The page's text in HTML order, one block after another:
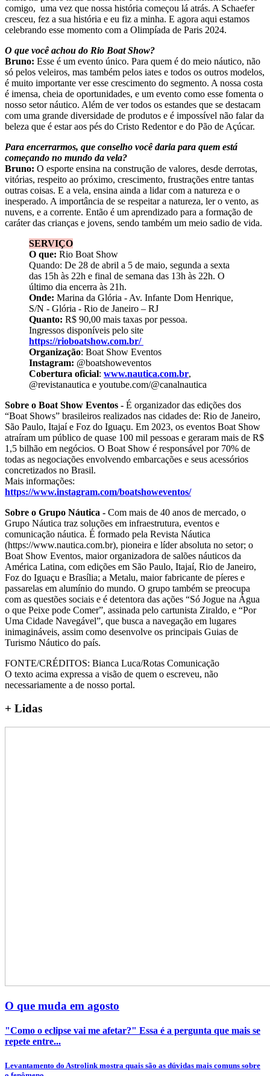
comigo, uma vez que nossa história começou lá atrás. A Schaefer
cresceu, fez a sua história e eu fiz a minha. E agora aqui estamos
celebrando esse momento com a Olimpíada de Paris 2024.
O que você achou do Rio Boat Show?
Bruno: Esse é um evento único. Para quem é do meio náutico, não
só pelos veleiros, mas também pelos iates e todos os outros modelos,
é muito importante ver esse crescimento do segmento. A nossa costa
é imensa, cheia de oportunidades, e um evento como esse fomenta o
nosso setor náutico. Além de ver todos os estandes que se destacam
com uma grande diversidade de produtos e é impossível não falar da
beleza que é estar aos pés do Cristo Redentor e do Pão de Açúcar.
Para encerrarmos, que conselho você daria para quem está
começando no mundo da vela?
Bruno: O esporte ensina na construção de valores, desde derrotas,
vitórias, respeito ao próximo, crescimento, frustrações entre tantas
outras coisas. E a vela, ensina ainda a lidar com a natureza e o
inesperado. A importância de se respeitar a natureza, ler o vento, as
nuvens, e a corrente. Então é um aprendizado para a formação de
caráter das crianças e jovens, sendo também um meio sadio de vida.
SERVIÇO
O que: Rio Boat Show
Quando: De 28 de abril a 5 de maio, segunda a sexta
das 15h às 22h e final de semana das 13h às 22h. O
último dia encerra às 21h.
Onde: Marina da Glória - Av. Infante Dom Henrique,
S/N - Glória - Rio de Janeiro – RJ
Quanto: R$ 90,00 mais taxas por pessoa.
Ingressos disponíveis pelo site
https://rioboatshow.com.br/
Organização: Boat Show Eventos
Instagram: @boatshoweventos
Cobertura oficial: www.nautica.com.br,
@revistanautica e youtube.com/@canalnautica
Sobre o Boat Show Eventos - É organizador das edições dos
“Boat Shows” brasileiros realizados nas cidades de: Rio de Janeiro,
São Paulo, Itajaí e Foz do Iguaçu. Em 2023, os eventos Boat Show
atraíram um público de quase 100 mil pessoas e geraram mais de R$
1,5 bilhão em negócios. O Boat Show é responsável por 70% de
todas as negociações envolvendo embarcações e seus acessórios
concretizados no Brasil.
Mais informações:
https://www.instagram.com/boatshoweventos/
Sobre o Grupo Náutica - Com mais de 40 anos de mercado, o
Grupo Náutica traz soluções em infraestrutura, eventos e
comunicação náutica. É formado pela Revista Náutica
(https://www.nautica.com.br), pioneira e líder absoluta no setor; o
Boat Show Eventos, maior organizadora de salões náuticos da
América Latina, com edições em São Paulo, Itajaí, Rio de Janeiro,
Foz do Iguaçu e Brasília; a Metalu, maior fabricante de píeres e
passarelas em alumínio do mundo. O grupo também se preocupa
com as questões sociais e é detentora das ações “Só Jogue na Água
o que Peixe pode Comer”, assinada pelo cartunista Ziraldo, e “Por
Uma Cidade Navegável”, que busca a navegação em lugares
inimagináveis, assim como desenvolve os principais Guias de
Turismo Náutico do país.
FONTE/CRÉDITOS: Bianca Luca/Rotas Comunicação
O texto acima expressa a visão de quem o escreveu, não
necessariamente a de nosso portal.
+ Lidas
O que muda em agosto
"Como o eclipse vai me afetar?" Essa é a pergunta que mais se
repete entre...
Levantamento do Astrolink mostra quais são as dúvidas mais comuns sobre